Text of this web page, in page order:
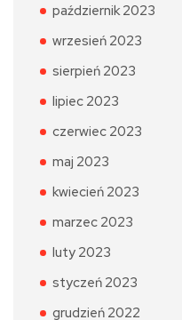
październik 2023
wrzesień 2023
sierpień 2023
lipiec 2023
czerwiec 2023
maj 2023
kwiecień 2023
marzec 2023
luty 2023
styczeń 2023
grudzień 2022